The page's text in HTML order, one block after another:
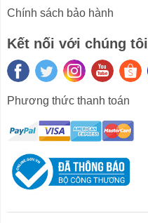
Chính sách bảo hành
Kết nối với chúng tôi
Phương thức thanh toán